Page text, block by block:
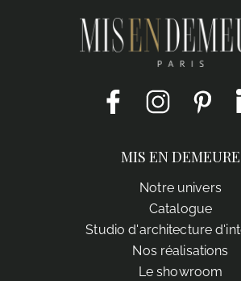
Facebook Instagram
MIS EN DEMEURE
Notre univers
Catalogue
Studio d'architecture
Nos réalisations
Le showroom